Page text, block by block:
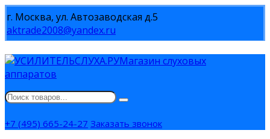
г. Москва, ул. Автозаводская д.5
aktrade2008@yandex.ru
Магазин слуховых
аппаратов
+7 (495) 665-24-27 Заказать звонок